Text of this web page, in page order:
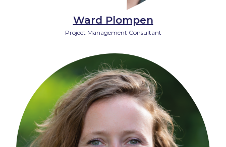
Ward Plompen
Project Management Consultant